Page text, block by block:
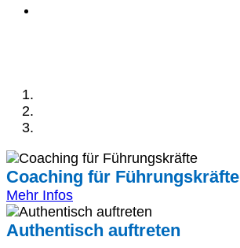
Coaching für Führungskräfte
Mehr Infos
Authentisch auftreten